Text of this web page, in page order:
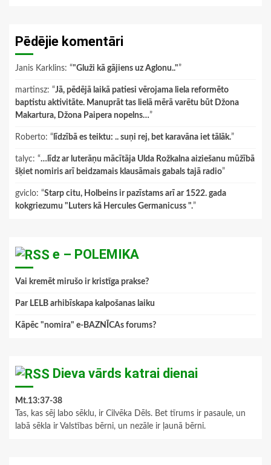
Pēdējie komentāri
Janis Karklins: “"Gluži kā gājiens uz Aglonu.."”
martinsz: “Jā, pēdējā laikā patiesi vērojama liela reformēto
baptistu aktivitāte. Manuprāt tas lielā mērā varētu būt Džona
Makartura, Džona Paipera nopelns…”
Roberto: “ līdzībā es teiktu: .. suņi rej, bet karavāna iet tālāk.”
talyc: “…līdz ar luterāņu mācītāja Ulda Rožkalna aiziešanu mūžībā
šķiet nomiris arī beidzamais klausāmais gabals tajā radio”
gviclo: “Starp citu, Holbeins ir pazīstams arī ar 1522. gada
kokgriezumu "Luters kā Hercules Germanicuss ".”
e – POLEMIKA
Vai kremēt mirušo ir kristīga prakse?
Par LELB arhibīskapa kalpošanas laiku
Kāpēc "nomira" e-BAZNĪCAs forums?
Dieva vārds katrai dienai
Mt.13:37-38
Tas, kas sēj labo sēklu, ir Cilvēka Dēls. Bet tīrums ir pasaule, un
labā sēkla ir Valstības bērni, un nezāle ir ļaunā bērni.